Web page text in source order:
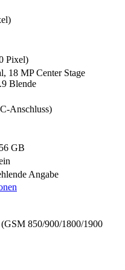
Pixel)
18 MP Center Stage
Blende
Anschluss)
GB
Angabe
850/900/1800/1900